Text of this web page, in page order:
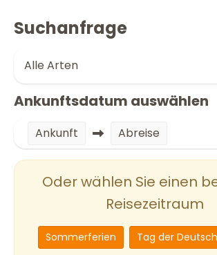
Suchanfrage
Ankunftsdatum auswählen
Ankunft Abreise
Oder wählen Sie einen
Reisezeitraum
Sommerferien Tag der